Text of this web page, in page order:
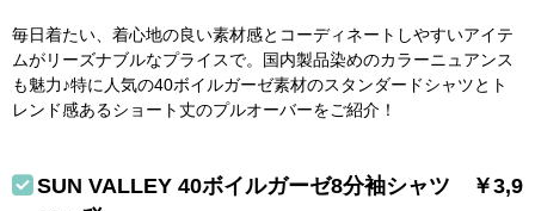
毎日着たい、着心地の良い素材感とコーディネートしやすいアイテ
ムがリーズナブルなプライスで。国内製品染めのカラーニュアンス
も魅力♪特に人気の40ボイルガーゼ素材のスタンダードシャツとト
レンド感あるショート丈のプルオーバーをご紹介！
SUN VALLEY 40ボイルガーゼ8分袖シャツ ￥3,9